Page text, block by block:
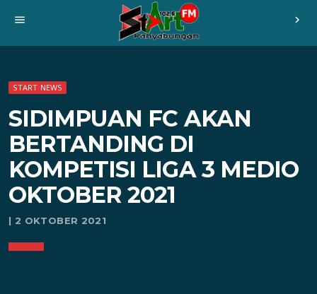
menu chevron_right
START NEWS
SIDIMPUAN FC AKAN
BERTANDING DI
KOMPETISI LIGA 3 MEDIO
OKTOBER 2021
| 2 OKTOBER 2021